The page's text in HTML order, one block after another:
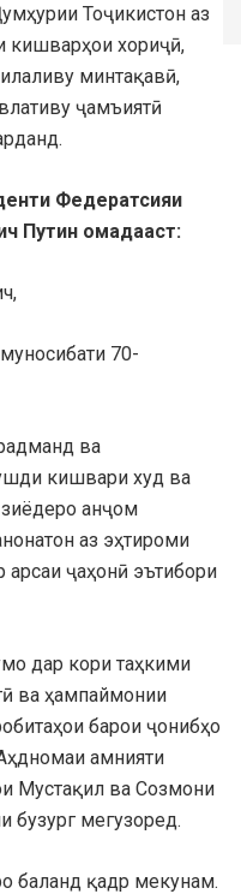
Тоҷикистон аз
кишварҳои хориҷӣ,
минтақавӣ,
ҷамъиятӣ
Федератсияи
Путин омадааст:
70-
ва
кишвари худ ва
анҷом
аз эҳтироми
арсаи ҷаҳонӣ эътибори
дар кори таҳкими
ва ҳампаймонии
барои ҷонибҳо
амнияти
Мустақил ва Созмони
бузург мегузоред.
баланд қадр мекунам.